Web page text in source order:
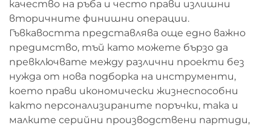
качество на ръба и често прави излишни
вторичните финишни операции.
Гъвкавостта представлява още едно важно
предимство, тъй като можете бързо да
превключвате между различни проекти без
нужда от нова подборка на инструменти,
което прави икономически жизнеспособни
както персонализираните поръчки, така и
малките серийни производствени партиди,